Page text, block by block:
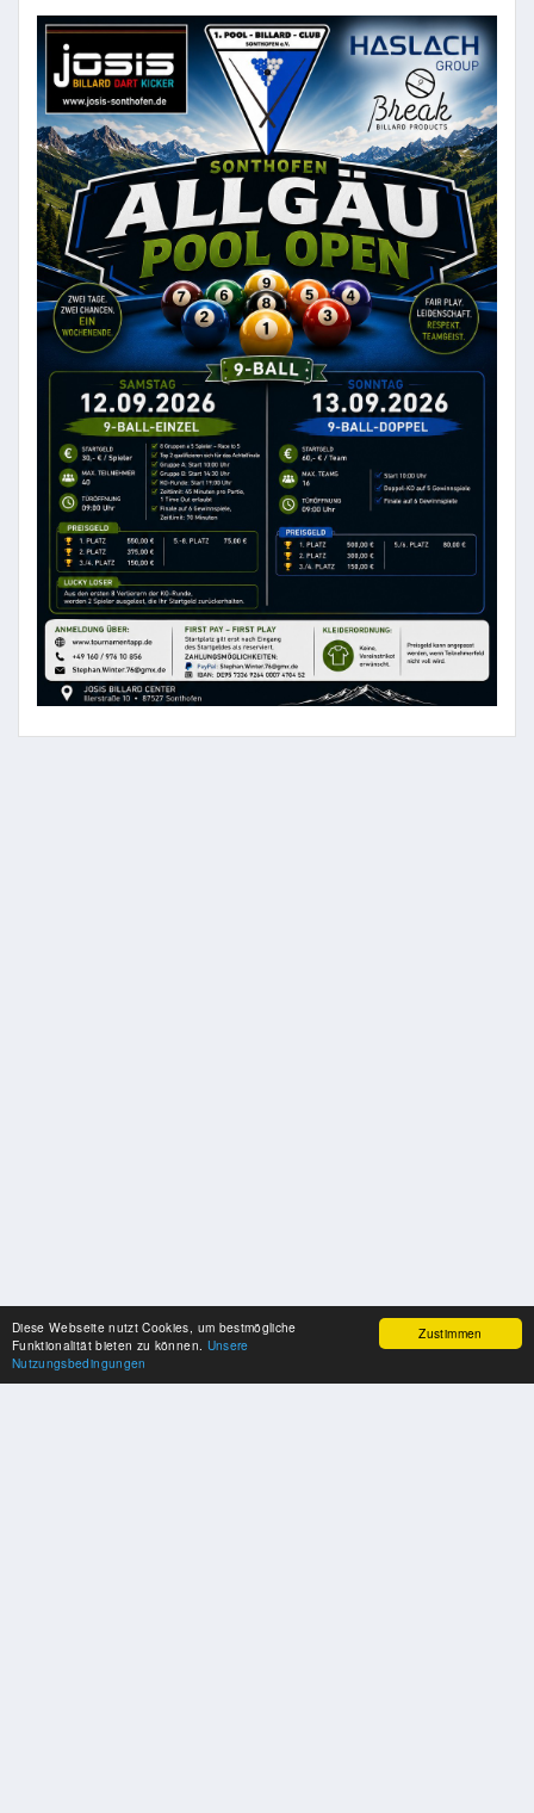
Zustimmen
Diese Webseite nutzt Cookies, um bestmögliche
Funktionalität bieten zu können. Unsere
Nutzungsbedingungen